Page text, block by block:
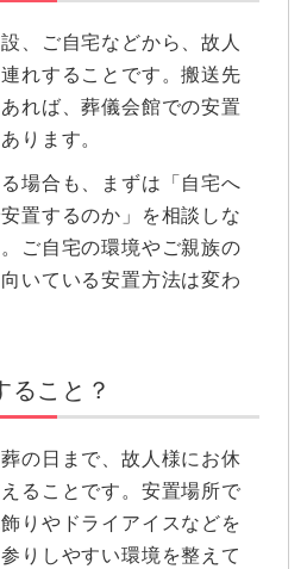
、ご自宅などから、故人
れすることです。搬送先
れば、葬儀会館での安置
ります。
場合も、まずは「自宅へ
置するのか」を相談しな
ご自宅の環境やご親族の
いている安置方法は変わ
ること？
の日まで、故人様にお休
ることです。安置場所で
りやドライアイスなどを
りしやすい環境を整えて